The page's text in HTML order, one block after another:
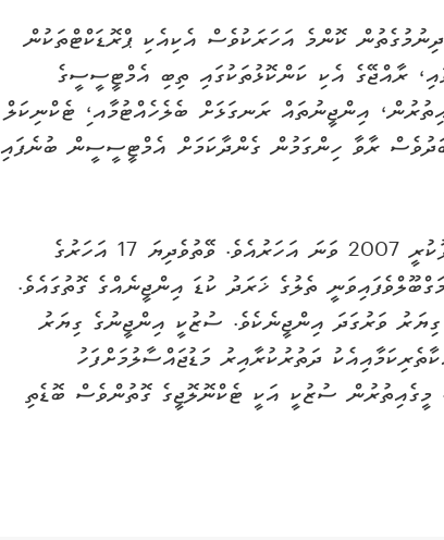
ކޮންމެ އަހަރަކުވެސް އެކިއެކި ޕްރޮޑަކްޓްތަކުން
ރާއްޖޭގެ އެކި ކަންކޮޅުތަކުގައި ތިބި އެމްޓީސީސީގެ
އިންޖީނުތައް ރަނގަޅަށް ބެލެހެއްޓުމާއ،ި ޓެކްނިކަލް
ރާވާ ހިންގަމުން ގެންދާކަމަށް އެމްޓީސީސީން ބުނެފައި
ސުޒުކީ އައުޓްބޯޑް އިންޖީނު ރާއްޖެއަށް ތައާރަފުކުރީ 2007 ވަނަ އަހަރުއެވެ. ވޭތުވެދިޔަ 17 އަހަރުގެ
ތެލުގެ ޚަރަދު ކުޑަ އިންޖީނެއްގެ ގޮތުގައެވެ.
ވަރުގަދަ އިންޖީނެކެވެ. ސުޒުކީ އިންޖީނުގެ ގިޔަރު
ދަތުރުކުރާއިރު މަޑުޖައްސާލުމަށްފަހު
ސުޒުކީ އަކީ ޓެކްނޮލޮޖީގެ ގޮތުންވެސް ބޮޑެތި